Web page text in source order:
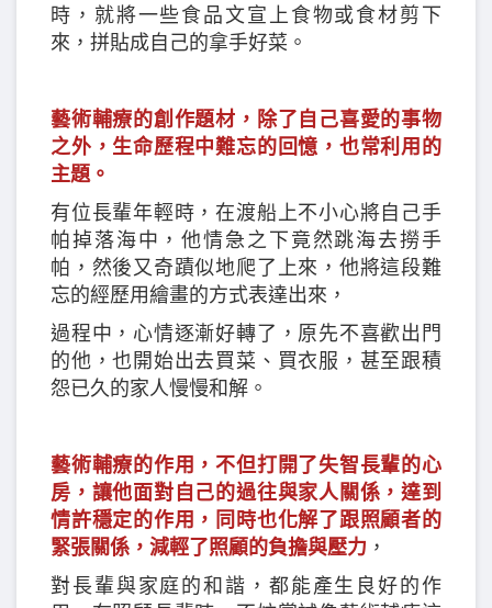
時，就將一些食品文宣上食物或食材剪下
來，拼貼成自己的拿手好菜。
藝術輔療的創作題材，除了自己喜愛的事物
之外，生命歷程中難忘的回憶，也常利用的
主題。
有位長輩年輕時，在渡船上不小心將自己手
帕掉落海中，他情急之下竟然跳海去撈手
帕，然後又奇蹟似地爬了上來，他將這段難
忘的經歷用繪畫的方式表達出來，
過程中，心情逐漸好轉了，原先不喜歡出門
的他，也開始出去買菜、買衣服，甚至跟積
怨已久的家人慢慢和解。
藝術輔療的作用，不但打開了失智長輩的心
房，讓他面對自己的過往與家人關係，達到
情許穩定的作用，同時也化解了跟照顧者的
緊張關係，減輕了照顧的負擔與壓力 ，
對長輩與家庭的和諧，都能產生良好的作